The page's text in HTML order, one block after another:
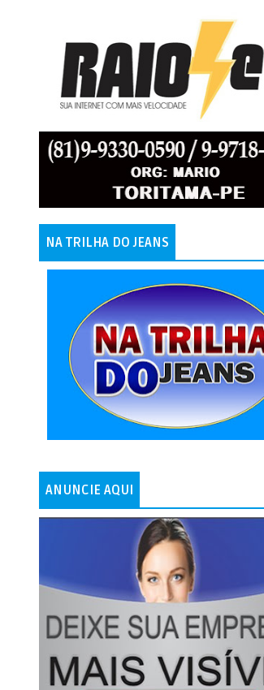
NA TRILHA DO JEANS
ANUNCIE AQUI